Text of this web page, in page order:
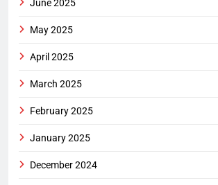
June 2025
May 2025
April 2025
March 2025
February 2025
January 2025
December 2024